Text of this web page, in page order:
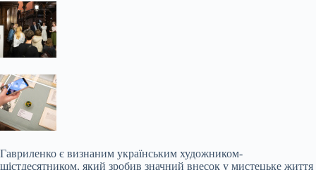
Гавриленко є визнаним українським художником-
шістдесятником, який зробив значний внесок у мистецьке життя